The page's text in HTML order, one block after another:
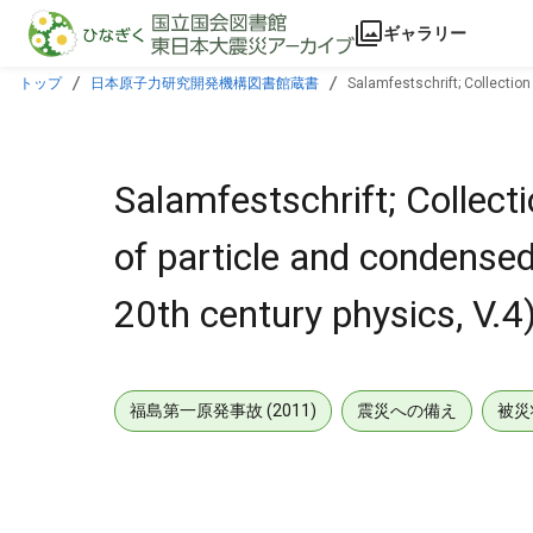
本文に飛ぶ
ギャラリー
トップ 日本原子力研究開発機構図書館蔵書 Salamfestschrift;
Salamfestschrift;
of particle and
20th century physics, V.4)
福島第一原発事故 (2011) 震災への備え 被災